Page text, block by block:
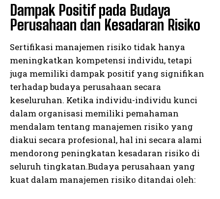
Dampak Positif pada Budaya
Perusahaan dan Kesadaran Risiko
Sertifikasi manajemen risiko tidak hanya
meningkatkan kompetensi individu, tetapi
juga memiliki dampak positif yang signifikan
terhadap budaya perusahaan secara
keseluruhan. Ketika individu-individu kunci
dalam organisasi memiliki pemahaman
mendalam tentang manajemen risiko yang
diakui secara profesional, hal ini secara alami
mendorong peningkatan kesadaran risiko di
seluruh tingkatan.Budaya perusahaan yang
kuat dalam manajemen risiko ditandai oleh: